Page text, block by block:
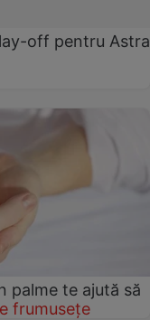
off pentru Astra
palme te ajută să
frumusețe